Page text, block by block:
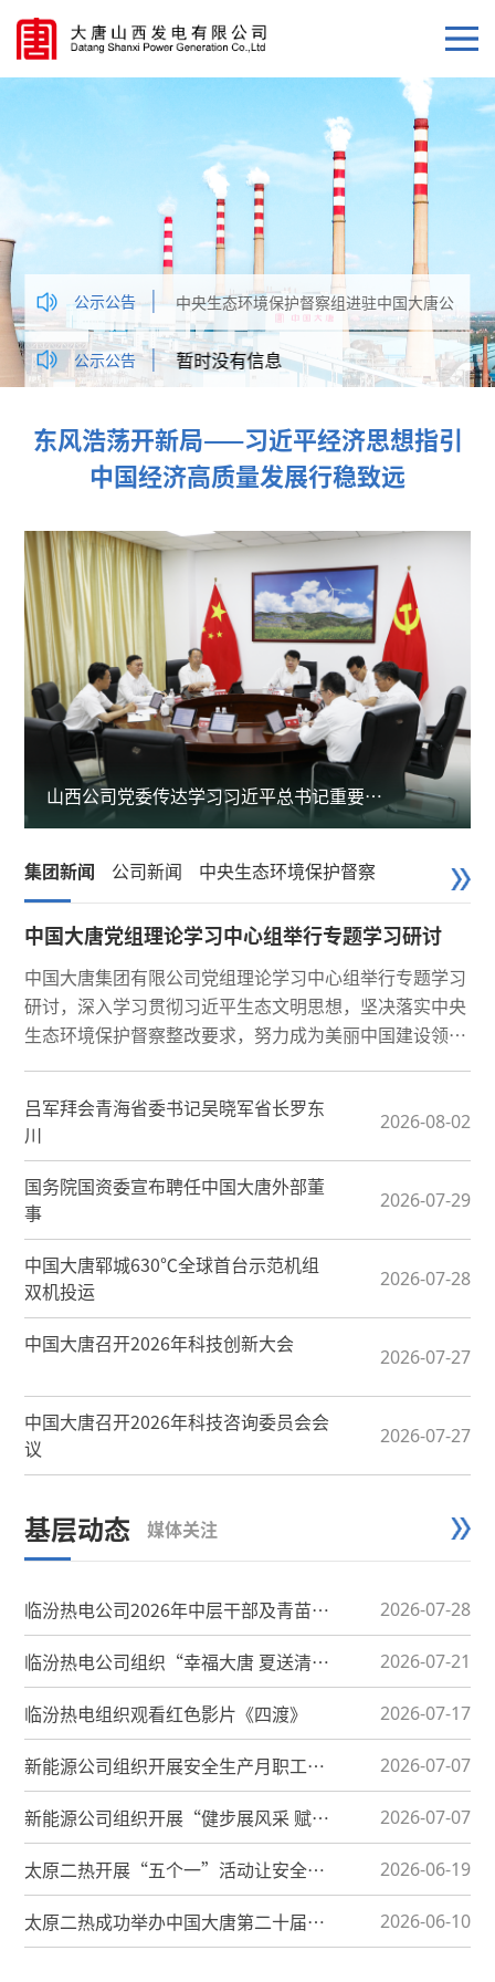
公示公告
中央生态环境保护督察组进驻中国大唐公
告
公示公告
暂时没有信息
东风浩荡开新局——习近平经济思想指引
中国经济高质量发展行稳致远
山西公司党委传达学习习近平总书记重要讲
集团新闻
公司新闻 中央生态环境保护督察
中国大唐党组理论学习中心组举行专题学习研讨
中国大唐集团有限公司党组理论学习中心组举行专题学习
研讨，深入学习贯彻习近平生态文明思想，坚决落实中央
生态环境保护督察整改要求，努力成为美丽中国建设领军
吕军拜会青海省委书记吴晓军省长罗东
川
2026-08-02
国务院国资委宣布聘任中国大唐外部董
事
2026-07-29
中国大唐郓城630℃全球首台示范机组
双机投运
2026-07-28
中国大唐召开2026年科技创新大会
2026-07-27
中国大唐召开2026年科技咨询委员会会
议
2026-07-27
基层动态 媒体关注
临汾热电公司2026年中层干部及青苗班
成员能力提升培训班圆满收官...
2026-07-28
临汾热电公司组织“幸福大唐 夏送清
凉”一线慰问
2026-07-21
临汾热电组织观看红色影片《四渡》 2026-07-17
新能源公司组织开展安全生产月职工代
表巡视
2026-07-07
新能源公司组织开展“健步展风采 赋能
新征程”健步走活动
2026-07-07
太原二热开展“五个一”活动让安全生
产月活起来
2026-06-19
太原二热成功举办中国大唐第二十届企
业开放日活动
2026-06-10